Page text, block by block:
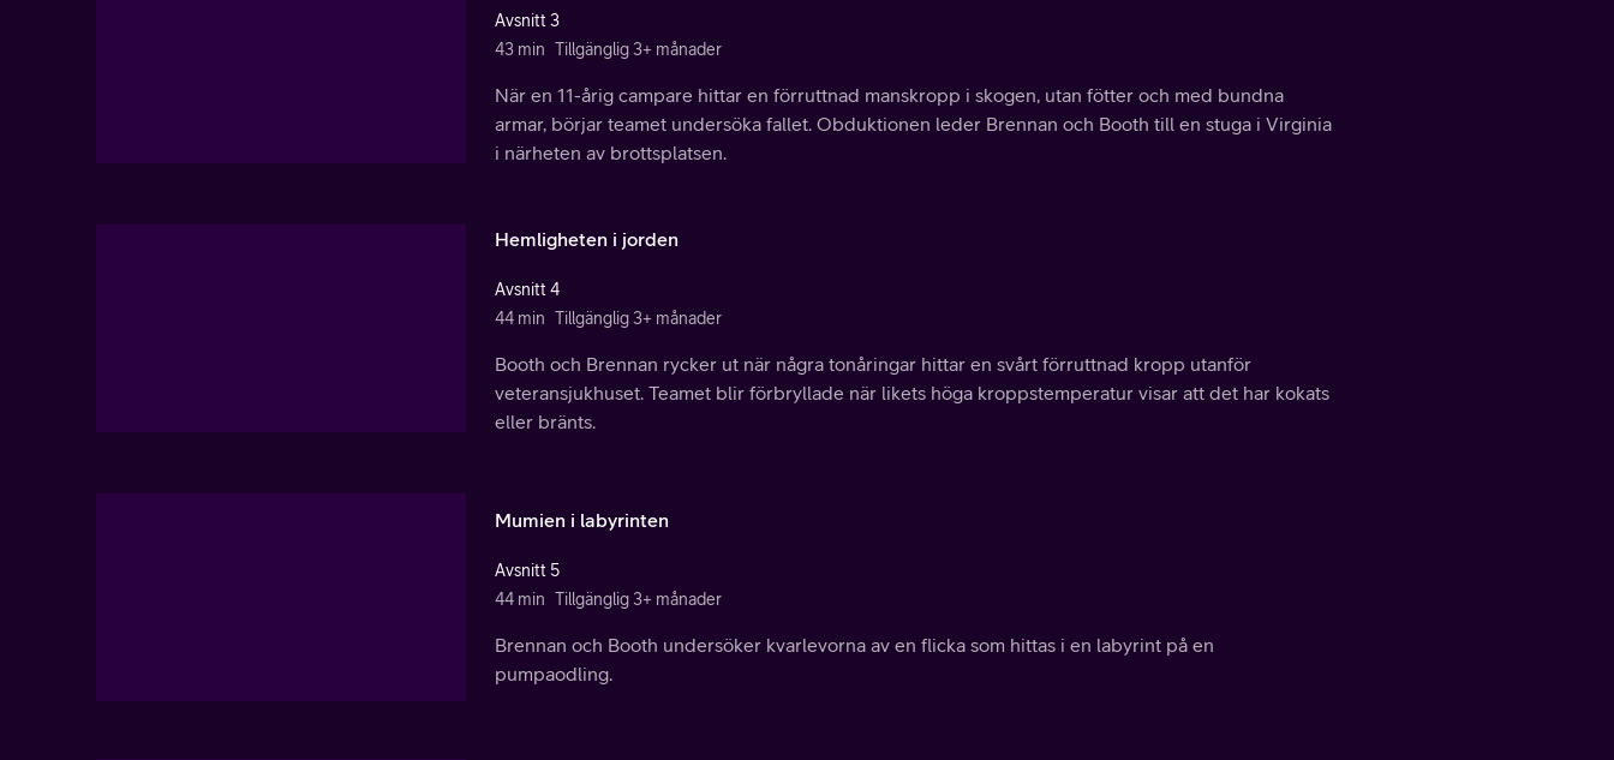
Avsnitt 3
43 min Tillgänglig 3+ månader
När en 11-årig campare hittar en förruttnad manskropp i skogen, utan fötter och med bundna
armar, börjar teamet undersöka fallet. Obduktionen leder Brennan och Booth till en stuga i Virginia
i närheten av brottsplatsen.
Hemligheten i jorden
Avsnitt 4
44 min Tillgänglig 3+ månader
Booth och Brennan rycker ut när några tonåringar hittar en svårt förruttnad kropp utanför
veteransjukhuset. Teamet blir förbryllade när likets höga kroppstemperatur visar att det har kokats
eller bränts.
Mumien i labyrinten
Avsnitt 5
44 min Tillgänglig 3+ månader
Brennan och Booth undersöker kvarlevorna av en flicka som hittas i en labyrint på en
pumpaodling.